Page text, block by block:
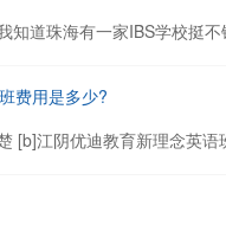
费用是多少?